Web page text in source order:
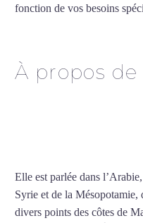
fonction de vos besoins
À propos
Elle est parlée dans
Syrie et de la Mésopotamie,
divers points des côtes de